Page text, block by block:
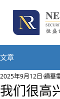
文章
我们很高
2025年9月12日 讀畢